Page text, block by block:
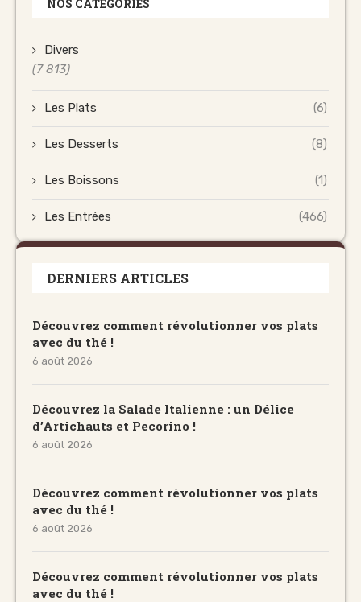
NOS CATÉGORIES
Divers
(7 813)
Les Plats (6)
Les Desserts (8)
Les Boissons (1)
Les Entrées (466)
DERNIERS ARTICLES
Découvrez comment révolutionner vos plats
avec du thé !
6 août 2026
Découvrez la Salade Italienne : un Délice
d’Artichauts et Pecorino !
6 août 2026
Découvrez comment révolutionner vos plats
avec du thé !
6 août 2026
Découvrez comment révolutionner vos plats
avec du thé !